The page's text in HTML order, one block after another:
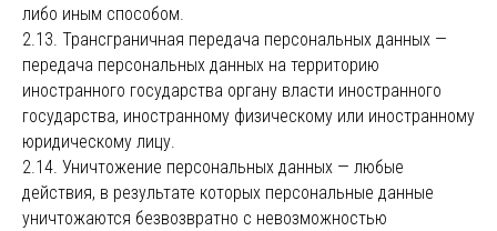
либо иным способом.
2.13. Трансграничная передача персональных данных —
передача персональных данных на территорию
иностранного государства органу власти иностранного
государства, иностранному физическому или иностранному
юридическому лицу.
2.14. Уничтожение персональных данных — любые
действия, в результате которых персональные данные
уничтожаются безвозвратно с невозможностью